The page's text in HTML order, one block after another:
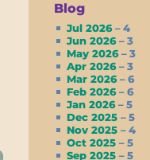
Blog
Jul 2026– 4
Jun 2026– 3
May 2026– 3
Apr 2026– 3
Mar 2026– 6
Feb 2026– 6
Jan 2026– 5
Dec 2025 – 5
Nov 2025 – 4
Oct 2025 – 5
Sep 2025 – 5